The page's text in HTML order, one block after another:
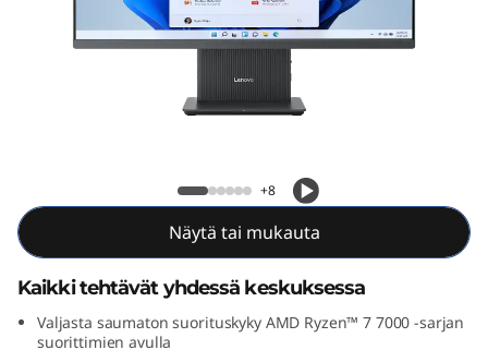
2
7
+8
Näytä tai mukauta
Kaikki tehtävät yhdessä keskuksessa
Valjasta saumaton suorituskyky AMD Ryzen™ 7 7000 -sarjan
suorittimien avulla